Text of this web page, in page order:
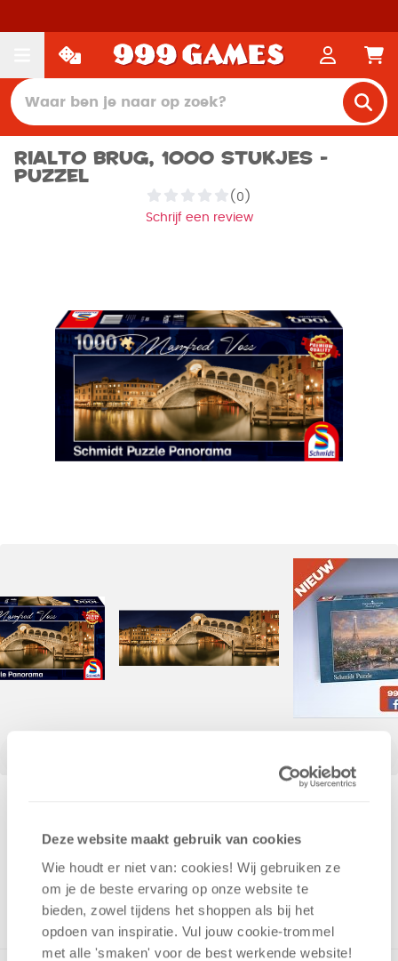
Deze website maakt gebruik van cookies
Wie houdt er niet van: cookies! Wij gebruiken ze
om je de beste ervaring op onze website te
bieden, zowel tijdens het shoppen als bij het
opdoen van inspiratie. Vul jouw cookie-trommel
met alle 'smaken' voor de best werkende website​!
Rialto Brug, 1000 stukjes -
Puzzel
(0)
Schrijf een review
Uit het assortiment
ONTVANG 180 OVERWINNINGSPUNTEN
UIT HET ASSORTIMENT